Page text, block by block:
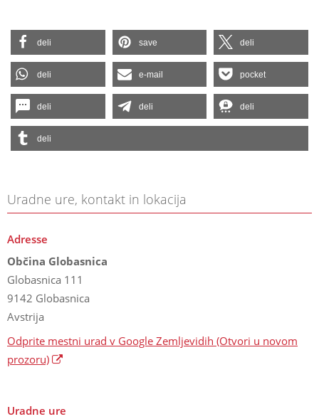
deli save deli
deli e-mail pocket
deli deli deli
deli
Uradne ure, kontakt in lokacija
Adresse
Občina Globasnica
Globasnica 111
9142 Globasnica
Avstrija
Odprite mestni urad v Google Zemljevidih (Otvori u novom
prozoru)
Uradne ure